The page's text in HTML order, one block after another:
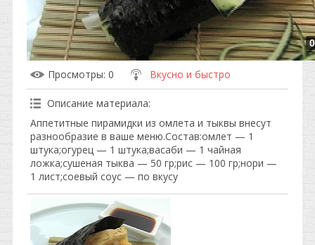
Просмотры: 0 Вкусно и быстро
Описание материала:
Аппетитные пирамидки из омлета и тыквы внесут
разнообразие в ваше меню.Состав:омлет — 1
штука;огурец — 1 штука;васаби — 1 чайная
ложка;сушеная тыква — 50 гр;рис — 100 гр;нори —
1 лист;соевый соус — по вкусу